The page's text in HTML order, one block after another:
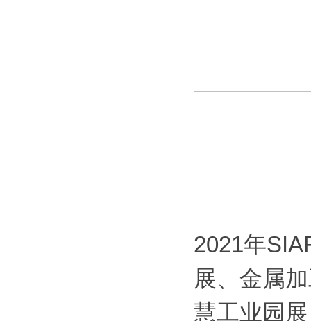
2021年
展、金属
慧工业园